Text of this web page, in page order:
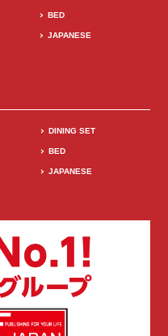
BED
JAPANESE
DINING SET
BED
JAPANESE